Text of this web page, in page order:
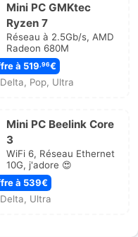
Mini PC GMKtec
Ryzen 7
Réseau à 2.5Gb/s, AMD
Radeon 680M
à 519,96€
Pop, Ultra
Mini PC Beelink Core
3
WiFi 6, Réseau Ethernet
10G, j'adore 😍
à 539€
Ultra